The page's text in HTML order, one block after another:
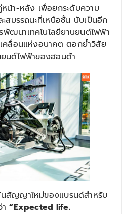
น้า-หลัง เพื่อยกระดับความ
สมรรถนะที่เหนือชั้น นับเป็นอีก
ฒนาเทคโนโลยียานยนต์ไฟฟ้า
คลื่อนแห่งอนาคต ตอกย้ำวิสัย
นต์ไฟฟ้าของฮอนด้า
นสัญญาใหม่ของแบรนด์สำหรับ
า“Expected life.